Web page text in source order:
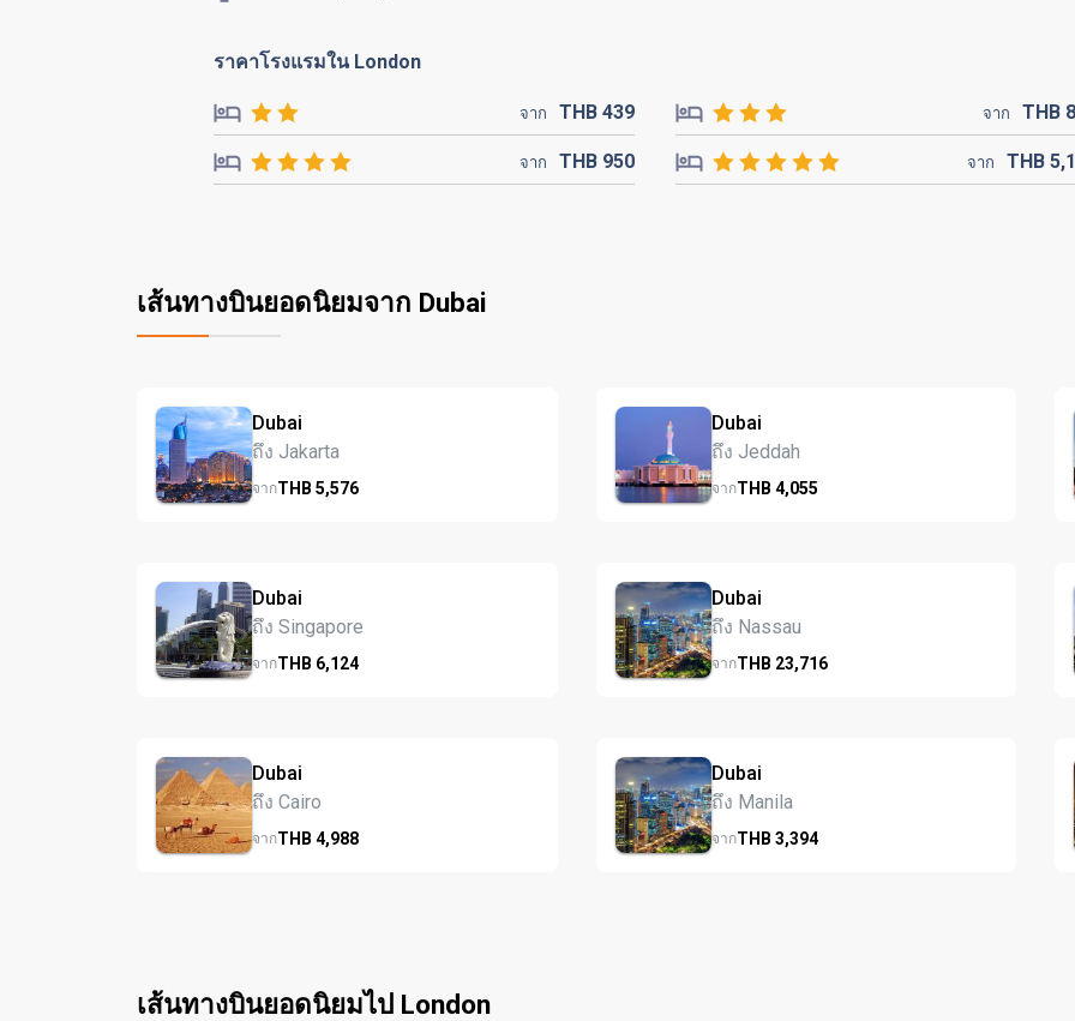
ราคาโรงแรมใน London
จาก THB439 จาก THB
จาก THB 950 จาก THB
เส้นทางบินยอดนิยมจาก Dubai
Dubai
ถึง Jakarta
จากTHB 5,576
Dubai
ถึง Jeddah
จากTHB 4,055
Dubai
ถึง Singapore
จากTHB 6,124
Dubai
ถึง Nassau
จากTHB 23,716
Dubai
ถึง Cairo
จากTHB 4,988
Dubai
ถึง Manila
จากTHB 3,394
เส้นทางบินยอดนิยมไป London